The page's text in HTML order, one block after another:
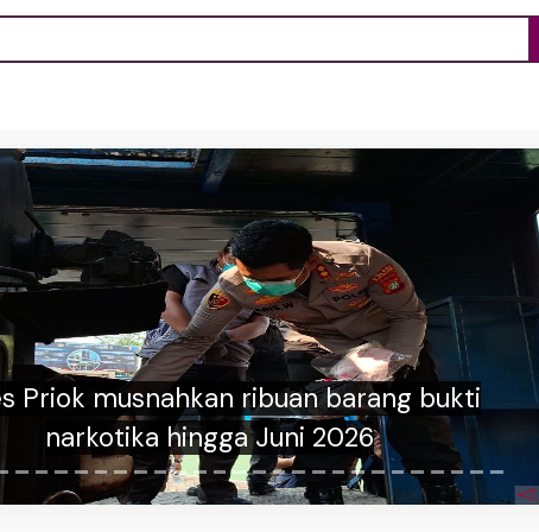
Tembus 6.000 dan Rupiah Menguat,
BUMN Jadi Motor Penggerak
Kepercayaan Investor